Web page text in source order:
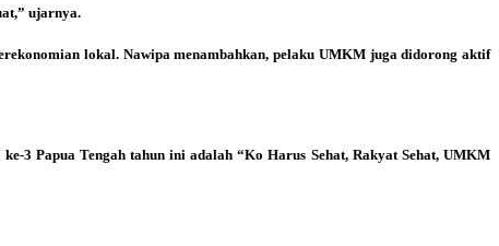
ujarnya.
lokal. Nawipa menambahkan, pelaku UMKM juga didorong aktif
3 Papua Tengah tahun ini adalah “Ko Harus Sehat, Rakyat Sehat, UMKM